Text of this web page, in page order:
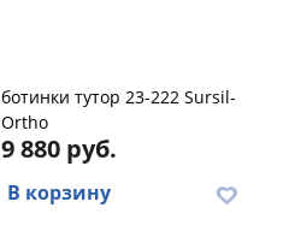
ботинки тутор 23-222 Sursil-
Ortho
9 880 руб.
В корзину